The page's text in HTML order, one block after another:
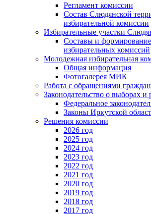
Регламент комиссии
Состав Слюдянской
избирательной комиссии
Избирательные участки
Составы и
избирательных комиссий
Молодежная избирательная
Общая информация
Фотогалерея МИК
Работа с обращениями граждан
Законодательство о выборах и
Федеральное
Законы Иркутской
Решения комиссии
2026 год
2025 год
2024 год
2023 год
2022 год
2021 год
2020 год
2019 год
2018 год
2017 год